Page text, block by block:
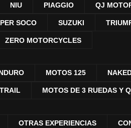
NIU PIAGGIO QJ
SOCO SUZUKI
ZERO MOTORCYCLES
MOTOS 125
TRAIL MOTOS DE 3 RUEDAS Y
OTRAS EXPERIENCIAS